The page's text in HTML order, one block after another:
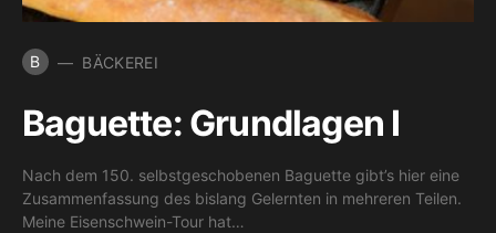
B BÄCKEREI
Baguette: Grundlagen I
Nach dem 150. selbstgeschobenen Baguette gibt’s hier eine
Zusammenfassung des bislang Gelernten in mehreren Teilen.
Meine Eisenschwein-Tour hat…